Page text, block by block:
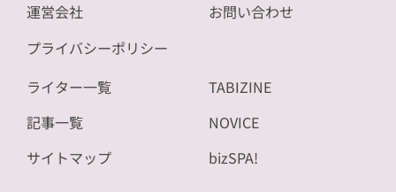
運営会社
プライバシーポリシー
お問い合わせ
ライター一覧
記事一覧
サイトマップ
TABIZINE
NOVICE
bizSPA!